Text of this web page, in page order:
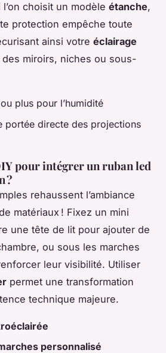
choisit un modèle étanche,
protection empêche toute
ainsi votre éclairage
des miroirs, niches ou sous-
ou plus pour l’humidité
portée directe des projections
pour intégrer un ruban led
?
rehaussent l’ambiance
matériaux ! Fixez un mini
une tête de lit pour ajouter de
ou sous les marches
leur visibilité. Utiliser
permet une transformation
technique majeure.
personnalisé